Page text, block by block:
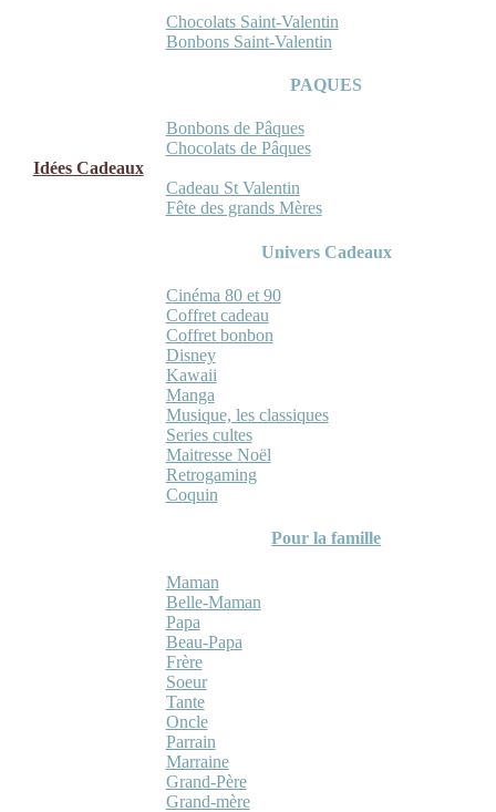
Chocolats Saint-Valentin
Bonbons Saint-Valentin
PAQUES
Bonbons de Pâques
Chocolats de Pâques
Idées Cadeaux
Cadeau St Valentin
Fête des grands Mères
Univers Cadeaux
Cinéma 80 et 90
Coffret cadeau
Coffret bonbon
Disney
Kawaii
Manga
Musique, les classiques
Series cultes
Maitresse Noël
Retrogaming
Coquin
Pour la famille
Maman
Belle-Maman
Papa
Beau-Papa
Frère
Soeur
Tante
Oncle
Parrain
Marraine
Grand-Père
Grand-mère